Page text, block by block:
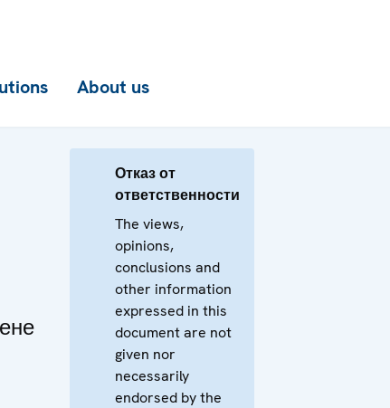
About us
Отказ от
ответственности
The views,
opinions,
conclusions and
other information
expressed in this
document are not
given nor
necessarily
endorsed by the